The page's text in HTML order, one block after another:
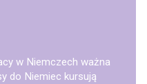
w Niemczech ważna
do Niemiec kursują